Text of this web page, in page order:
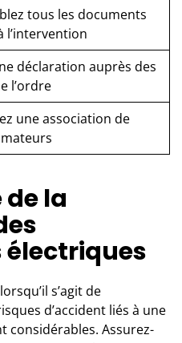
tous les documents
l’intervention
déclaration auprès des
l’ordre
une association de
la
s’agit de
d’accident liés à une
considérables. Assurez-